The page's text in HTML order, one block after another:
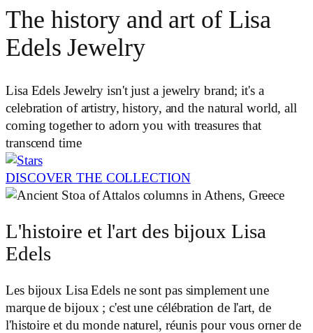
The history and art of Lisa
Edels Jewelry
Lisa Edels Jewelry isn't just a jewelry brand; it's a
celebration of artistry, history, and the natural world, all
coming together to adorn you with treasures that
transcend time
DISCOVER THE COLLECTION
L'histoire et l'art des bijoux Lisa
Edels
Les bijoux Lisa Edels ne sont pas simplement une
marque de bijoux ; c'est une célébration de l'art, de
l'histoire et du monde naturel, réunis pour vous orner de